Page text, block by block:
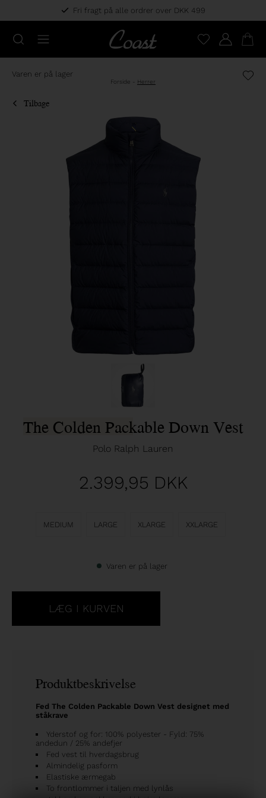
Fri fragt på alle ordrer over DKK 499
Varen er på lager
Forside - Herrer
Tilbage
The Colden Packable Down Vest
Polo Ralph Lauren
2.399,95 DKK
MEDIUM LARGE XLARGE XXLARGE
Varen er på lager
Produktbeskrivelse
Fed The Colden Packable Down Vest designet med
ståkrave
Yderstof og for: 100% polyester - Fyld: 75%
andedun / 25% andefjer
Fed vest til hverdagsbrug
Almindelig pasform
Elastiske ærmegab
To frontlommer i taljen med lynlås